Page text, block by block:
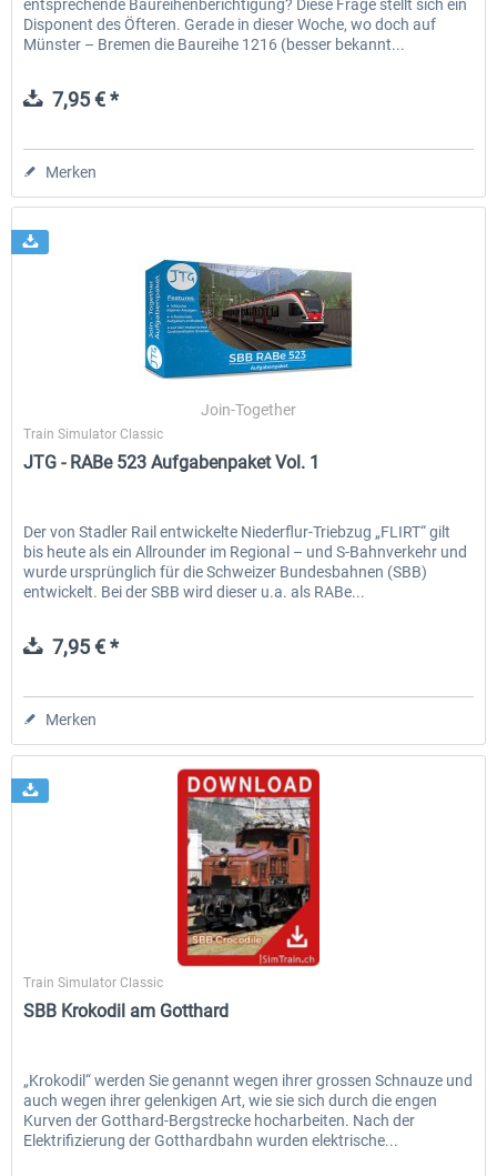
entsprechende Baureihenberichtigung? Diese Frage stellt sich ein
Disponent des Öfteren. Gerade in dieser Woche, wo doch auf
Münster – Bremen die Baureihe 1216 (besser bekannt...
7,95 € *
Merken
Join-Together
Train Simulator Classic
JTG - RABe 523 Aufgabenpaket Vol. 1
Der von Stadler Rail entwickelte Niederflur-Triebzug „FLIRT“ gilt
bis heute als ein Allrounder im Regional – und S-Bahnverkehr und
wurde ursprünglich für die Schweizer Bundesbahnen (SBB)
entwickelt. Bei der SBB wird dieser u.a. als RABe...
7,95 € *
Merken
SimTrain
Train Simulator Classic
SBB Krokodil am Gotthard
„Krokodil“ werden Sie genannt wegen ihrer grossen Schnauze und
auch wegen ihrer gelenkigen Art, wie sie sich durch die engen
Kurven der Gotthard-Bergstrecke hocharbeiten. Nach der
Elektrifizierung der Gotthardbahn wurden elektrische...